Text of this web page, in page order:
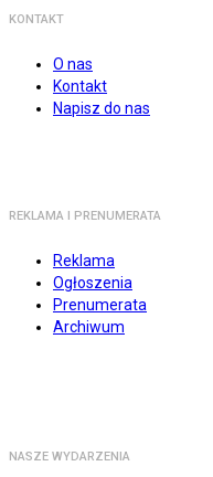
KONTAKT
O nas
Kontakt
Napisz do nas
REKLAMA I PRENUMERATA
Reklama
Ogłoszenia
Prenumerata
Archiwum
NASZE WYDARZENIA